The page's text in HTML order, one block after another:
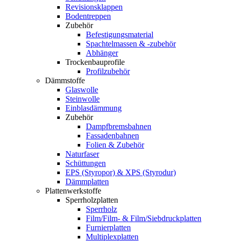
Revisionsklappen
Bodentreppen
Zubehör
Befestigungsmaterial
Spachtelmassen & -zubehör
Abhänger
Trockenbauprofile
Profilzubehör
Dämmstoffe
Glaswolle
Steinwolle
Einblasdämmung
Zubehör
Dampfbremsbahnen
Fassadenbahnen
Folien & Zubehör
Naturfaser
Schüttungen
EPS (Styropor) & XPS (Styrodur)
Dämmplatten
Plattenwerkstoffe
Sperrholzplatten
Sperrholz
Film/Film- & Film/Siebdruckplatten
Furnierplatten
Multiplexplatten